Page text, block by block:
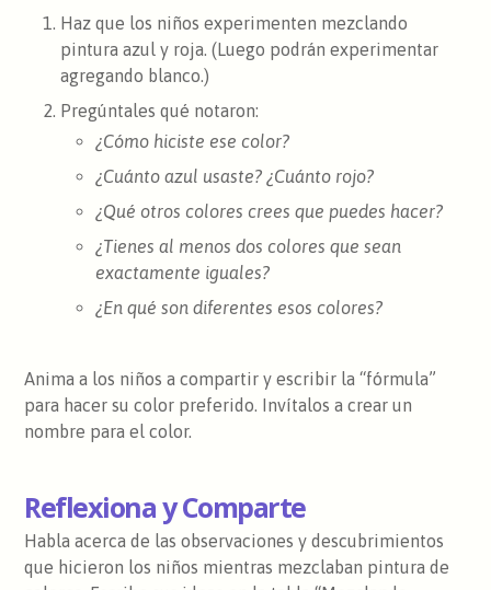
Haz que los niños experimenten mezclando
pintura azul y roja. (Luego podrán experimentar
agregando blanco.)
Pregúntales qué notaron:
¿Cómo hiciste ese color?
¿Cuánto azul usaste? ¿Cuánto rojo?
¿Qué otros colores crees que puedes hacer?
¿Tienes al menos dos colores que sean
exactamente iguales?
¿En qué son diferentes esos colores?
Anima a los niños a compartir y escribir la “fórmula”
para hacer su color preferido. Invítalos a crear un
nombre para el color.
Reflexiona y Comparte
Habla acerca de las observaciones y descubrimientos
que hicieron los niños mientras mezclaban pintura de